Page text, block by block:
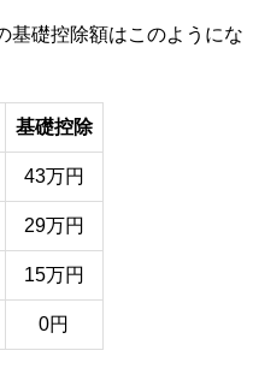
基礎控除額はこのようにな
基礎控除
43万円
29万円
15万円
0円